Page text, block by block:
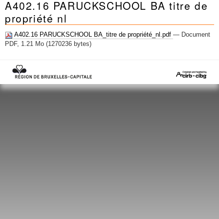
Mots-clés
Renseignements urbanistiques
A402.16 PARUCKSCHOOL BA titre de
propriété nl
A402.16 PARUCKSCHOOL BA_titre de propriété_nl.pdf — Document
PDF, 1.21 Mo (1270236 bytes)